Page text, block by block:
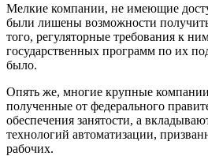
Мелкие компании, не имеющие
были лишены возможности
того, регуляторные требования к
государственных программ по их
было.
Опять же, многие крупные
полученные от федерального
обеспечения занятости, а
технологий автоматизации,
рабочих.